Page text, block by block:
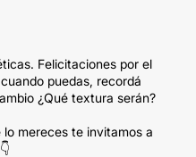
Felicitaciones por el
puedas, recordá
¿Qué textura serán?
mereces te invitamos a